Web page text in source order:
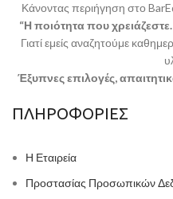
Κάνοντας περιήγηση στο
“Η ποιότητα που
Γιατί εμείς αναζητούμε
Έξυπνες επιλογές,
ΠΛΗΡΟΦΟΡΙΕΣ
Η Εταιρεία
Προστασίας Προσωπικών